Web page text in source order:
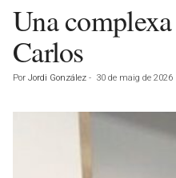
Una
Carlos
Por Jordi González - 30 de maig de 2026